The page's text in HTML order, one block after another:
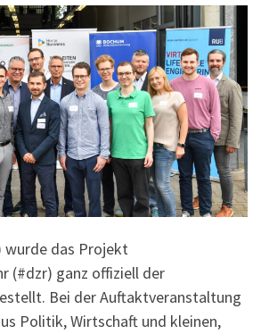
wurde das Projekt
(#dzr) ganz offiziell der
Bei der Auftaktveranstaltung
Politik, Wirtschaft und kleinen,